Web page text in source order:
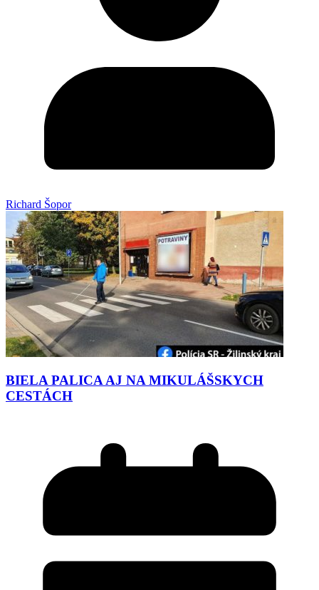
Richard Šopor
BIELA PALICA AJ NA MIKULÁŠSKYCH
CESTÁCH